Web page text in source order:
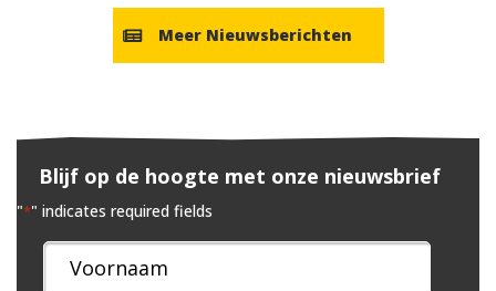
Meer Nieuwsberichten
Blijf op de hoogte met onze nieuwsbrief
"*" indicates required fields
Naam